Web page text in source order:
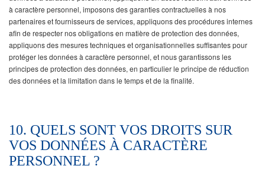
à caractère personnel, imposons des garanties contractuelles à nos
partenaires et fournisseurs de services, appliquons des procédures internes
afin de respecter nos obligations en matière de protection des données,
appliquons des mesures techniques et organisationnelles suffisantes pour
protéger les données à caractère personnel, et nous garantissons les
principes de protection des données, en particulier le principe de réduction
des données et la limitation dans le temps et de la finalité.
10. QUELS SONT VOS DROITS SUR
VOS DONNÉES À CARACTÈRE
PERSONNEL ?